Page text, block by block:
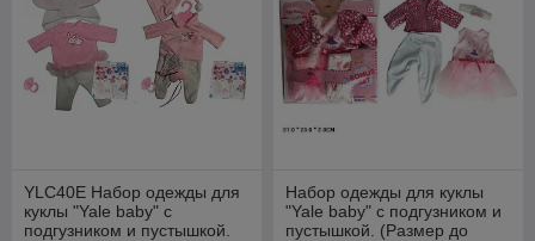
YLC40E Набор одежды для
куклы "Yale baby" с
подгузником и пустышкой.
Набор одежды для куклы
"Yale baby" с подгузником и
пустышкой. (Размер до